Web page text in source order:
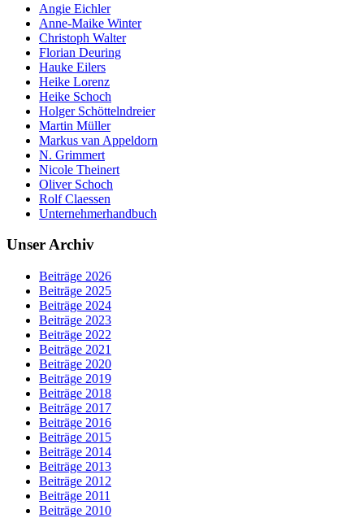
Angie Eichler
Anne-Maike Winter
Christoph Walter
Florian Deuring
Hauke Eilers
Heike Lorenz
Heike Schoch
Holger Schöttelndreier
Martin Müller
Markus van Appeldorn
N. Grimmert
Nicole Theinert
Oliver Schoch
Rolf Claessen
Unternehmerhandbuch
Unser Archiv
Beiträge 2026
Beiträge 2025
Beiträge 2024
Beiträge 2023
Beiträge 2022
Beiträge 2021
Beiträge 2020
Beiträge 2019
Beiträge 2018
Beiträge 2017
Beiträge 2016
Beiträge 2015
Beiträge 2014
Beiträge 2013
Beiträge 2012
Beiträge 2011
Beiträge 2010